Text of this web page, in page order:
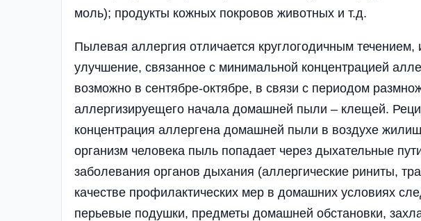
моль); продукты кожных покровов животных и т.д.
Пылевая аллергия отличается круглогодичным течением,
улучшение, связанное с минимальной концентрацией
возможно в сентябре-октябре, в связи с периодом
аллергизируещего начала домашней пыли – клещей.
концентрация аллергена домашней пыли в воздухе
организм человека пыль попадает через дыхательные
заболевани­я органов дыхания (аллергич­еские риниты,
качестве профилактических мер в домашних условиях
перьевые подушки, предметы домашней обстановки,